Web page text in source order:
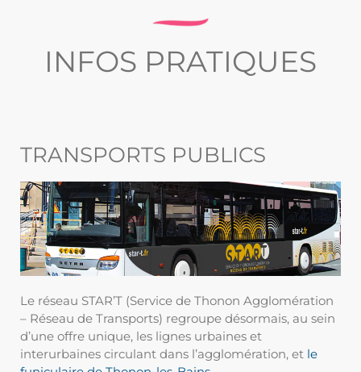
INFOS PRATIQUES
TRANSPORTS PUBLICS
Le réseau STAR’T (Service de Thonon Agglomération
– Réseau de Transports) regroupe désormais, au sein
d’une offre unique, les lignes urbaines et
interurbaines circulant dans l’agglomération, et le